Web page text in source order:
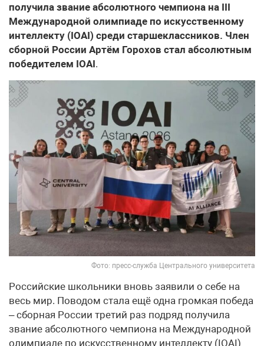
получила звание абсолютного чемпиона на III
Международной олимпиаде по искусственному
интеллекту (IOAI) среди старшеклассников. Член
сборной России Артём Горохов стал абсолютным
победителем IOAI.
Фото: пресс-служба Центрального университета
Российские школьники вновь заявили о себе на
весь мир. Поводом стала ещё одна громкая победа
– сборная России третий раз подряд получила
звание абсолютного чемпиона на Международной
олимпиаде по искусственному интеллекту (IOAI)